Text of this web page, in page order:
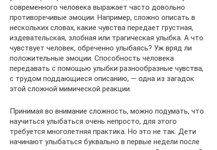
современного человека выражает часто довольно
противоречивые эмоции. Например, сложно описать в
нескольких словах, какие чувства передает грустная,
издевательская, злобная или трагическая улыбка. А что
чувствует человек, обреченно улыбаясь? Уж вряд ли
положительные эмоции. Способность человека
передавать с помощью улыбки разнообразные чувства,
с трудом поддающиеся описанию, — одна из загадок
этой сложной мимической реакции.
Принимая во внимание сложность, можно подумать, что
научиться улыбаться очень непросто, для этого
требуется многолетняя практика. Но это не так. Дети
начинают улыбаться буквально в первые недели после